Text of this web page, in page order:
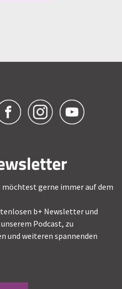
gerne immer auf dem
b+ Newsletter und
Podcast, zu
und weiteren spannenden